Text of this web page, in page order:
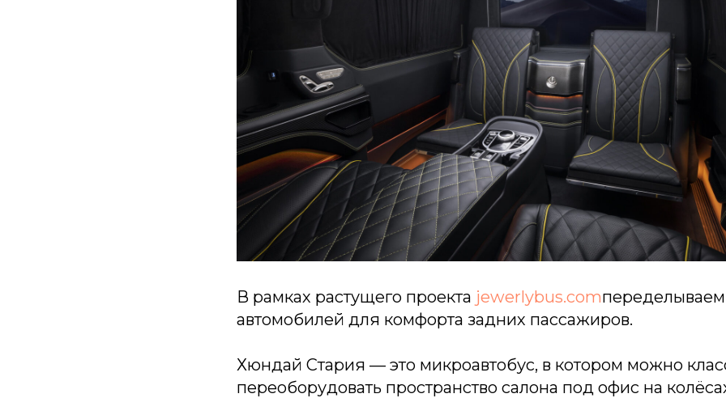
В рамках растущего проекта jewerlybus.com
автомобилей для комфорта задних пассажиров.
Хюндай Стария — это микроавтобус, в котором можно
переоборудовать пространство салона под офис на